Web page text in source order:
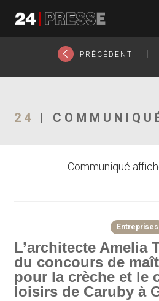
24Presse -
Communiqués de
PRÉCÉDENT
24 |
Communiqué
Entreprises
L’architecte Amelia
du concours de
pour la crèche et le
loisirs de Caruby à